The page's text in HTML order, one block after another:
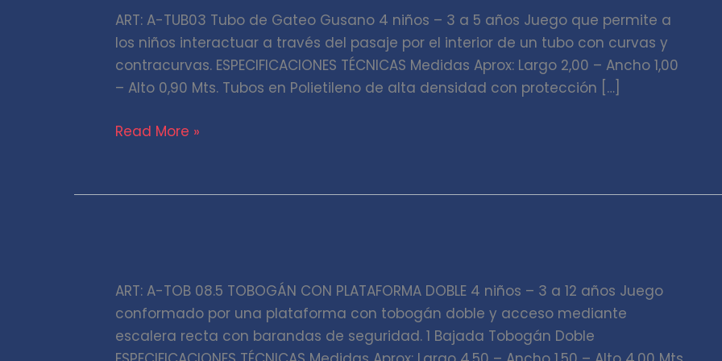
ART: A-TUB03 Tubo de Gateo Gusano 4 niños – 3 a 5 años Juego que permite a
los niños interactuar a través del pasaje por el interior de un tubo con curvas y
contracurvas. ESPECIFICACIONES TÉCNICAS Medidas Aprox: Largo 2,00 – Ancho 1,00
– Alto 0,90 Mts. Tubos en Polietileno de alta densidad con protección […]
Gateo
Gusano
Read More »
ART: A-TOB 08.5 TOBOGÁN CON PLATAFORMA DOBLE 4 niños – 3 a 12 años Juego
conformado por una plataforma con tobogán doble y acceso mediante
escalera recta con barandas de seguridad. 1 Bajada Tobogán Doble
plataforma
doble